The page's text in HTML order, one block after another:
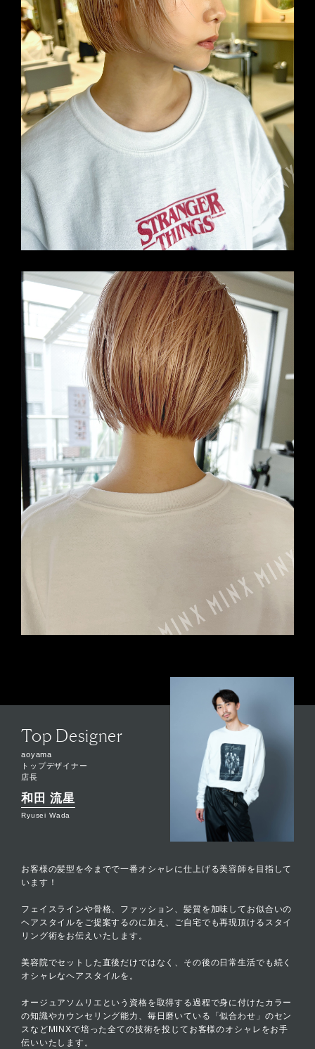
Top Designer
aoyama
トップデザイナー
店長
和田 流星
Ryusei Wada
お客様の髪型を今までで一番オシャレに仕上げる美容師を目指して
います！
フェイスラインや骨格、ファッション、髪質を加味してお似合いの
ヘアスタイルをご提案するのに加え、ご自宅でも再現頂けるスタイ
リング術をお伝えいたします。
美容院でセットした直後だけではなく、その後の日常生活でも続く
オシャレなヘアスタイルを。
オージュアソムリエという資格を取得する過程で身に付けたカラー
の知識やカウンセリング能力、毎日磨いている「似合わせ」のセン
スなどMINXで培った全ての技術を投じてお客様のオシャレをお手
伝いいたします。